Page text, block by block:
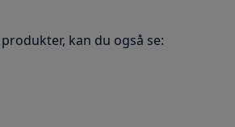
kan du også se: